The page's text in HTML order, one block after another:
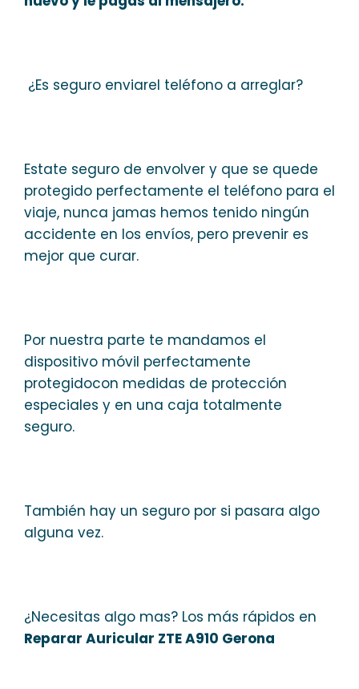
¿Es seguro enviarel teléfono a arreglar?
Estate seguro de envolver y que se quede
protegido perfectamente el teléfono para el
viaje, nunca jamas hemos tenido ningún
accidente en los envíos, pero prevenir es
mejor que curar.
Por nuestra parte te mandamos el
dispositivo móvil perfectamente
protegidocon medidas de protección
especiales y en una caja totalmente
seguro.
También hay un seguro por si pasara algo
alguna vez.
¿Necesitas algo mas? Los más rápidos en
Reparar Auricular ZTE A910 Gerona